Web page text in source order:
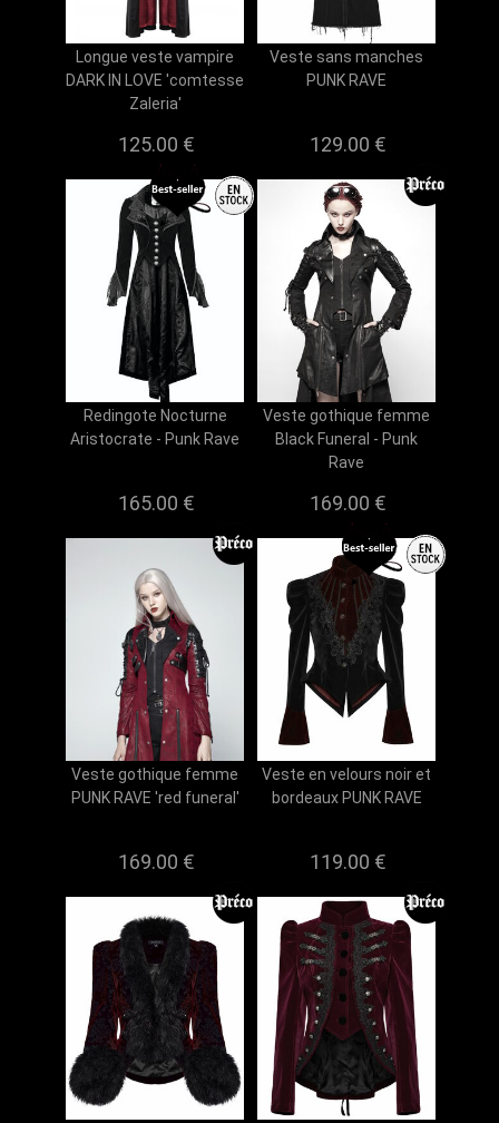
Longue veste vampire
DARK IN LOVE 'comtesse
Zaleria'
125.00 €
Veste sans manches
PUNK RAVE
129.00 €
Redingote Nocturne
Aristocrate - Punk Rave
165.00 €
Veste gothique femme
Black Funeral - Punk
Rave
169.00 €
Veste gothique femme
PUNK RAVE 'red funeral'
169.00 €
Veste en velours noir et
bordeaux PUNK RAVE
119.00 €